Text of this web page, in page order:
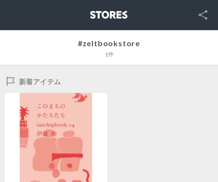
SNS
#zeltbookstore
1件
新着アイテム